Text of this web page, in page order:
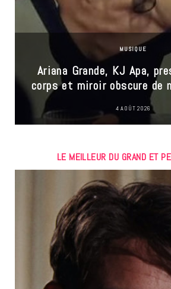
MUSIQUE
Ariana Grande, KJ Apa,
corps et miroir obscure de
4 AOÛT 2026
LE MEILLEUR DU GRAND ET